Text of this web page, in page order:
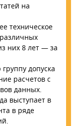
на
техническое
них 8 лет — за
допуска
расчетов с
данных.
выступает в
в ряде